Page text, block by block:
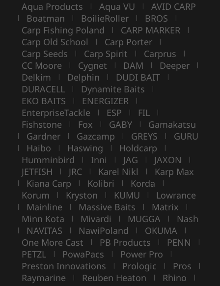
Aqua Products | Aqua VU | AVID CARP
| Boatman | BoilieRoller | BROS |
Carp Fishing Poland | CARP MARKER |
Carp Old School | Carp Porter |
Carp Seeds | Carp Spirit | Carprus |
CC Moore | Cygnet | DAM | Deeper |
Delkim | Delphin | DUDI BAIT |
DURACELL | Dynamite Baits |
EKO BAITS | ENERGIZER |
EnterpriseTackle | ESP | FIL |
Fishstone | Fox | GABY | Gamakatsu
| Gardner | Gazcamp | GREYS | GURU
| Haibo | Haswing | Holdcarp |
Humminbird | Inni | JAG | JAXON |
JETFISH | JRC | Karel Nikl | Karp Max
| Kiana Carp | Kolibri | Korda |
Korum | Kryston | KUMU | Lowrance
| Mainline | Massive Baits | Matrix |
Minn Kota | Mivardi | MUGGA | Nash
| NAVITAS | NawiPoland | OKUMA |
One More Cast | PB Products | PENN |
PETZL | PowaPacs | Power Pro |
Preston Innovations | Prologic | Pros |
Raymarine | Reuben Heaton | Rhino |